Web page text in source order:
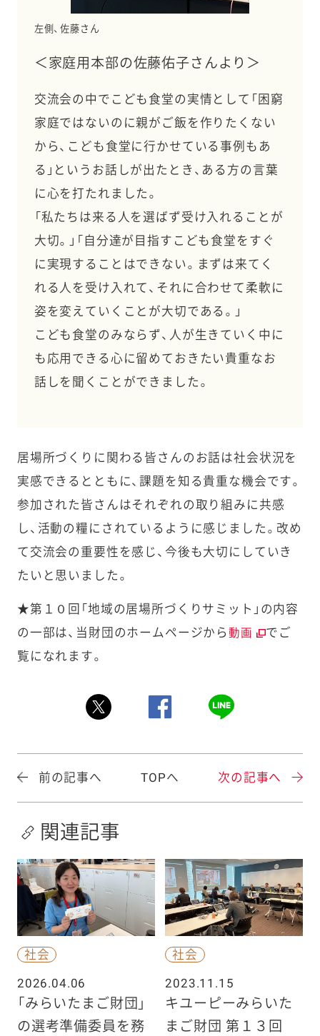
左側、佐藤さん
＜家庭用本部の佐藤佑子さんより＞
交流会の中でこども食堂の実情として「困窮
家庭ではないのに親がご飯を作りたくない
から、こども食堂に行かせている事例もあ
る」というお話しが出たとき、ある方の言葉
に心を打たれました。
「私たちは来る人を選ばず受け入れることが
大切。」「自分達が目指すこども食堂をすぐ
に実現することはできない。まずは来てく
れる人を受け入れて、それに合わせて柔軟に
姿を変えていくことが大切である。」
こども食堂のみならず、人が生きていく中に
も応用できる心に留めておきたい貴重なお
話しを聞くことができました。
居場所づくりに関わる皆さんのお話は社会状況を
実感できるとともに、課題を知る貴重な機会です。
参加された皆さんはそれぞれの取り組みに共感
し、活動の糧にされているように感じました。改め
て交流会の重要性を感じ、今後も大切にしていき
たいと思いました。
★第１０回「地域の居場所づくりサミット」の内容
の一部は、当財団のホームページから動画
でご
覧になれます。
前の記事へ TOPへ 次の記事へ
関連記事
社会
2026.04.06
「みらいたまご財団」
の選考準備委員を務
社会
2023.11.15
キユーピーみらいた
まご財団 第１３回